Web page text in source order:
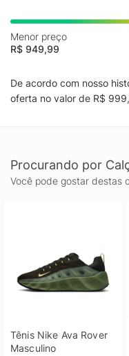
Menor preço
R$ 949,99
De acordo com nosso
oferta no valor de R$
Procurando por
Você pode gostar destas
Tênis Nike Ava Rover
Masculino